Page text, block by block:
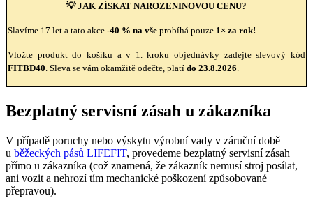
💡 JAK ZÍSKAT NAROZENINOVOU CENU?
Slavíme 17 let a tato akce -40 % na vše probíhá pouze 1× za rok!
Vložte produkt do košíku a v 1. kroku objednávky zadejte slevový kód
FITBD40. Sleva se vám okamžitě odečte, platí do 23.8.2026.
Bezplatný servisní zásah u zákazníka
V případě poruchy nebo výskytu výrobní vady v záruční době
u běžeckých pásů LIFEFIT, provedeme bezplatný servisní zásah
přímo u zákazníka (což znamená, že zákazník nemusí stroj posílat,
ani vozit a nehrozí tím mechanické poškození způsobované
přepravou).